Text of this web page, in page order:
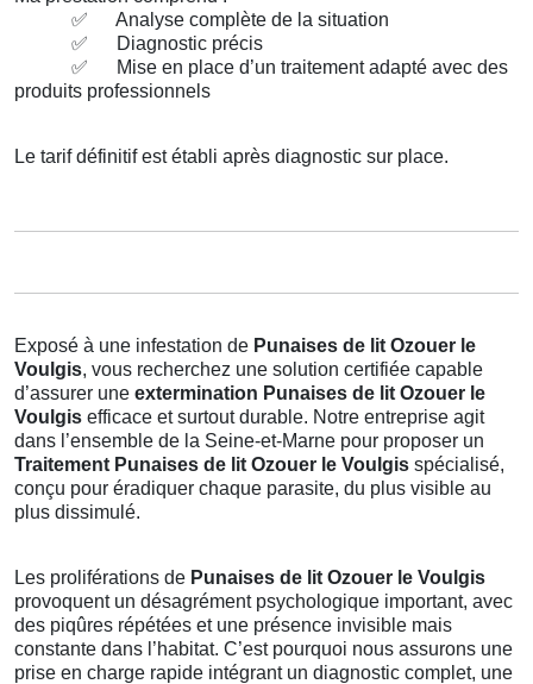
✅
Analyse complète de la situation
✅
Diagnostic précis
✅
Mise en place d’un traitement adapté avec des
produits professionnels
Le tarif définitif est établi après diagnostic sur place.
Exposé à une infestation de Punaises de lit Ozouer le
Voulgis, vous recherchez une solution certifiée capable
d’assurer une extermination Punaises de lit Ozouer le
Voulgis efficace et surtout durable. Notre entreprise agit
dans l’ensemble de la Seine-et-Marne pour proposer un
Traitement Punaises de lit Ozouer le Voulgis spécialisé,
conçu pour éradiquer chaque parasite, du plus visible au
plus dissimulé.
Les proliférations de Punaises de lit Ozouer le Voulgis
provoquent un désagrément psychologique important, avec
des piqûres répétées et une présence invisible mais
constante dans l’habitat. C’est pourquoi nous assurons une
prise en charge rapide intégrant un diagnostic complet, une